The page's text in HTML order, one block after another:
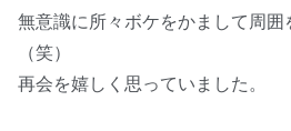
無意識に所々ボケをかまして周
（笑）
再会を嬉しく思っていました。